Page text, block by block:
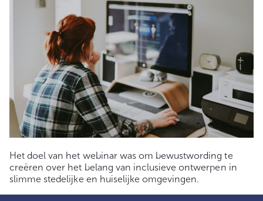
Het doel van het webinar was om bewustwording te
creëren over het belang van inclusieve ontwerpen in
slimme stedelijke en huiselijke omgevingen.